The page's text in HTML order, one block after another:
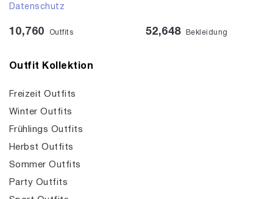
Datenschutz
10,760 Outfits 52,648 Bekleidung
Outfit Kollektion
Freizeit Outfits
Winter Outfits
Frühlings Outfits
Herbst Outfits
Sommer Outfits
Party Outfits